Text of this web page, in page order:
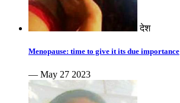
देश
Menopause: time to give it its due importance
— May 27 2023